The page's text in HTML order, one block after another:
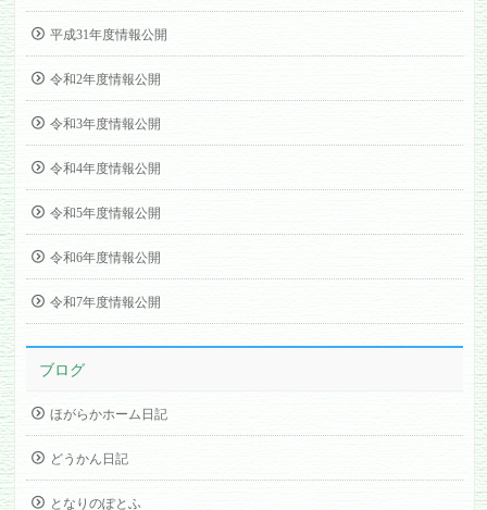
平成31年度情報公開
令和2年度情報公開
令和3年度情報公開
令和4年度情報公開
令和5年度情報公開
令和6年度情報公開
令和7年度情報公開
ブログ
ほがらかホーム日記
どうかん日記
となりのぽとふ